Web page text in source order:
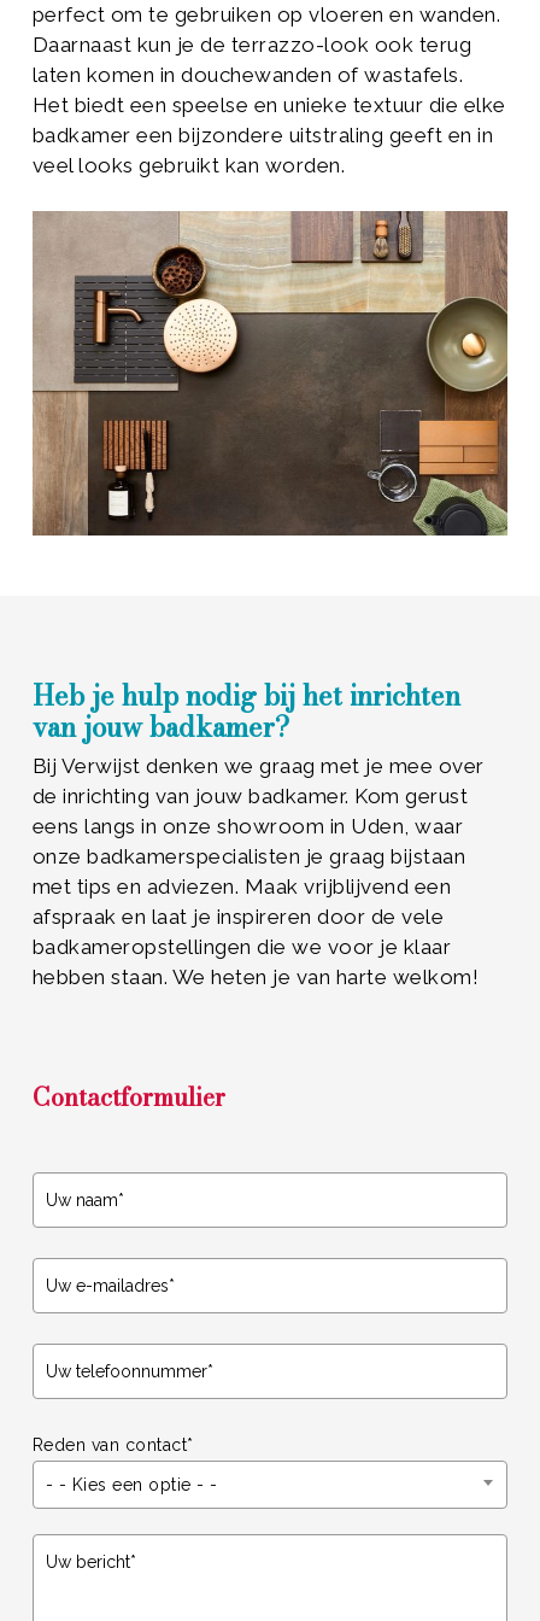
perfect om te gebruiken op vloeren en wanden.
Daarnaast kun je de terrazzo-look ook terug
laten komen in douchewanden of wastafels.
Het biedt een speelse en unieke textuur die elke
badkamer een bijzondere uitstraling geeft en in
veel looks gebruikt kan worden.
Heb je hulp nodig bij het inrichten
van jouw badkamer?
Bij Verwijst denken we graag met je mee over
de inrichting van jouw badkamer. Kom gerust
eens langs in onze showroom in Uden, waar
onze badkamerspecialisten je graag bijstaan
met tips en adviezen. Maak vrijblijvend een
afspraak en laat je inspireren door de vele
badkameropstellingen die we voor je klaar
hebben staan. We heten je van harte welkom!
Contactformulier
Reden van contact*
- - Kies een optie - -